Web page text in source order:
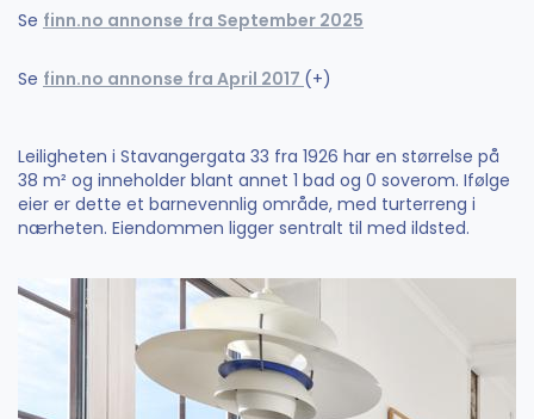
Se finn.no annonse fra September 2025
Se finn.no annonse fra April 2017 (+)
Leiligheten i Stavangergata 33 fra 1926 har en størrelse på
38 m² og inneholder blant annet 1 bad og 0 soverom. Ifølge
eier er dette et barnevennlig område, med turterreng i
nærheten. Eiendommen ligger sentralt til med ildsted.